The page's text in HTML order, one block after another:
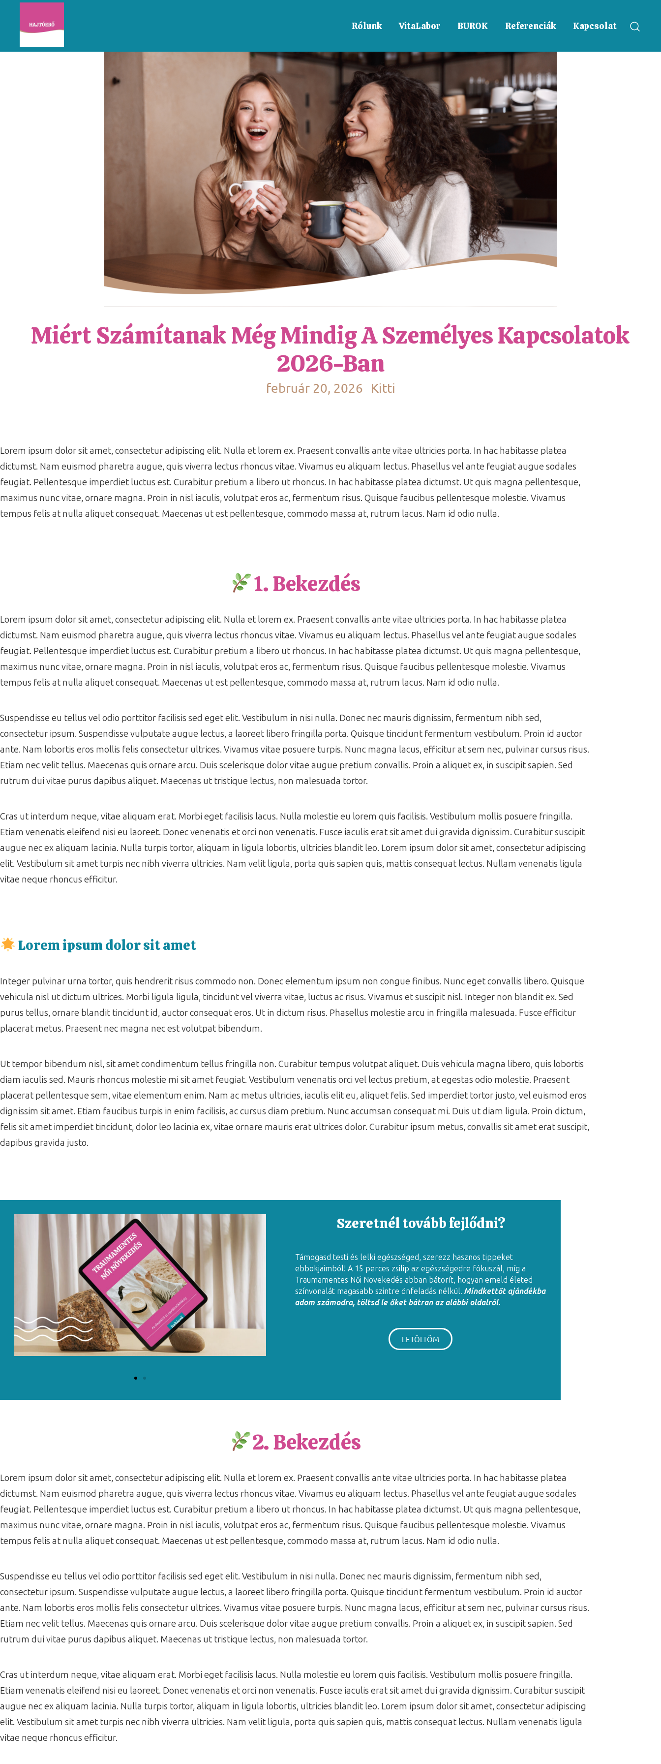
Rólunk VitaLabor BUROK Referenciák Kapcsolat
Miért Számítanak Még Mindig A Személyes Kapcsolatok
2026-Ban
február 20, 2026 Kitti
Lorem ipsum dolor sit amet, consectetur adipiscing elit. Nulla et lorem ex. Praesent convallis ante vitae ultricies porta. In hac habitasse platea
dictumst. Nam euismod pharetra augue, quis viverra lectus rhoncus vitae. Vivamus eu aliquam lectus. Phasellus vel ante feugiat augue sodales
feugiat. Pellentesque imperdiet luctus est. Curabitur pretium a libero ut rhoncus. In hac habitasse platea dictumst. Ut quis magna pellentesque,
maximus nunc vitae, ornare magna. Proin in nisl iaculis, volutpat eros ac, fermentum risus. Quisque faucibus pellentesque molestie. Vivamus
tempus felis at nulla aliquet consequat. Maecenas ut est pellentesque, commodo massa at, rutrum lacus. Nam id odio nulla.
1. Bekezdés
Lorem ipsum dolor sit amet, consectetur adipiscing elit. Nulla et lorem ex. Praesent convallis ante vitae ultricies porta. In hac habitasse platea
dictumst. Nam euismod pharetra augue, quis viverra lectus rhoncus vitae. Vivamus eu aliquam lectus. Phasellus vel ante feugiat augue sodales
feugiat. Pellentesque imperdiet luctus est. Curabitur pretium a libero ut rhoncus. In hac habitasse platea dictumst. Ut quis magna pellentesque,
maximus nunc vitae, ornare magna. Proin in nisl iaculis, volutpat eros ac, fermentum risus. Quisque faucibus pellentesque molestie. Vivamus
tempus felis at nulla aliquet consequat. Maecenas ut est pellentesque, commodo massa at, rutrum lacus. Nam id odio nulla.
Suspendisse eu tellus vel odio porttitor facilisis sed eget elit. Vestibulum in nisi nulla. Donec nec mauris dignissim, fermentum nibh sed,
consectetur ipsum. Suspendisse vulputate augue lectus, a laoreet libero fringilla porta. Quisque tincidunt fermentum vestibulum. Proin id auctor
ante. Nam lobortis eros mollis felis consectetur ultrices. Vivamus vitae posuere turpis. Nunc magna lacus, efficitur at sem nec, pulvinar cursus risus.
Etiam nec velit tellus. Maecenas quis ornare arcu. Duis scelerisque dolor vitae augue pretium convallis. Proin a aliquet ex, in suscipit sapien. Sed
rutrum dui vitae purus dapibus aliquet. Maecenas ut tristique lectus, non malesuada tortor.
Cras ut interdum neque, vitae aliquam erat. Morbi eget facilisis lacus. Nulla molestie eu lorem quis facilisis. Vestibulum mollis posuere fringilla.
Etiam venenatis eleifend nisi eu laoreet. Donec venenatis et orci non venenatis. Fusce iaculis erat sit amet dui gravida dignissim. Curabitur suscipit
augue nec ex aliquam lacinia. Nulla turpis tortor, aliquam in ligula lobortis, ultricies blandit leo. Lorem ipsum dolor sit amet, consectetur adipiscing
elit. Vestibulum sit amet turpis nec nibh viverra ultricies. Nam velit ligula, porta quis sapien quis, mattis consequat lectus. Nullam venenatis ligula
vitae neque rhoncus efficitur.
Lorem ipsum dolor sit amet
Integer pulvinar urna tortor, quis hendrerit risus commodo non. Donec elementum ipsum non congue finibus. Nunc eget convallis libero. Quisque
vehicula nisl ut dictum ultrices. Morbi ligula ligula, tincidunt vel viverra vitae, luctus ac risus. Vivamus et suscipit nisl. Integer non blandit ex. Sed
purus tellus, ornare blandit tincidunt id, auctor consequat eros. Ut in dictum risus. Phasellus molestie arcu in fringilla malesuada. Fusce efficitur
placerat metus. Praesent nec magna nec est volutpat bibendum.
Ut tempor bibendum nisl, sit amet condimentum tellus fringilla non. Curabitur tempus volutpat aliquet. Duis vehicula magna libero, quis lobortis
diam iaculis sed. Mauris rhoncus molestie mi sit amet feugiat. Vestibulum venenatis orci vel lectus pretium, at egestas odio molestie. Praesent
placerat pellentesque sem, vitae elementum enim. Nam ac metus ultricies, iaculis elit eu, aliquet felis. Sed imperdiet tortor justo, vel euismod eros
dignissim sit amet. Etiam faucibus turpis in enim facilisis, ac cursus diam pretium. Nunc accumsan consequat mi. Duis ut diam ligula. Proin dictum,
felis sit amet imperdiet tincidunt, dolor leo lacinia ex, vitae ornare mauris erat ultrices dolor. Curabitur ipsum metus, convallis sit amet erat suscipit,
dapibus gravida justo.
Szeretnél tovább fejlődni?
Támogasd testi és lelki egészséged, szerezz hasznos tippeket
ebbokjaimból! A 15 perces zsilip az egészségedre fókuszál, míg a
Traumamentes Női Növekedés abban bátorít, hogyan emeld életed
színvonalát magasabb szintre önfeladás nélkül. Mindkettőt ajándékba
adom számodra, töltsd le őket bátran az alábbi oldalról.
LETÖLTÖM
2. Bekezdés
Lorem ipsum dolor sit amet, consectetur adipiscing elit. Nulla et lorem ex. Praesent convallis ante vitae ultricies porta. In hac habitasse platea
dictumst. Nam euismod pharetra augue, quis viverra lectus rhoncus vitae. Vivamus eu aliquam lectus. Phasellus vel ante feugiat augue sodales
feugiat. Pellentesque imperdiet luctus est. Curabitur pretium a libero ut rhoncus. In hac habitasse platea dictumst. Ut quis magna pellentesque,
maximus nunc vitae, ornare magna. Proin in nisl iaculis, volutpat eros ac, fermentum risus. Quisque faucibus pellentesque molestie. Vivamus
tempus felis at nulla aliquet consequat. Maecenas ut est pellentesque, commodo massa at, rutrum lacus. Nam id odio nulla.
Suspendisse eu tellus vel odio porttitor facilisis sed eget elit. Vestibulum in nisi nulla. Donec nec mauris dignissim, fermentum nibh sed,
consectetur ipsum. Suspendisse vulputate augue lectus, a laoreet libero fringilla porta. Quisque tincidunt fermentum vestibulum. Proin id auctor
ante. Nam lobortis eros mollis felis consectetur ultrices. Vivamus vitae posuere turpis. Nunc magna lacus, efficitur at sem nec, pulvinar cursus risus.
Etiam nec velit tellus. Maecenas quis ornare arcu. Duis scelerisque dolor vitae augue pretium convallis. Proin a aliquet ex, in suscipit sapien. Sed
rutrum dui vitae purus dapibus aliquet. Maecenas ut tristique lectus, non malesuada tortor.
Cras ut interdum neque, vitae aliquam erat. Morbi eget facilisis lacus. Nulla molestie eu lorem quis facilisis. Vestibulum mollis posuere fringilla.
Etiam venenatis eleifend nisi eu laoreet. Donec venenatis et orci non venenatis. Fusce iaculis erat sit amet dui gravida dignissim. Curabitur suscipit
augue nec ex aliquam lacinia. Nulla turpis tortor, aliquam in ligula lobortis, ultricies blandit leo. Lorem ipsum dolor sit amet, consectetur adipiscing
elit. Vestibulum sit amet turpis nec nibh viverra ultricies. Nam velit ligula, porta quis sapien quis, mattis consequat lectus. Nullam venenatis ligula
vitae neque rhoncus efficitur.